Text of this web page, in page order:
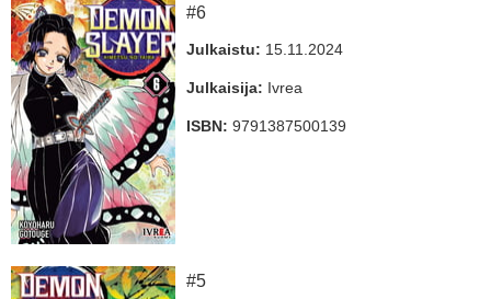
#6
Julkaistu: 15.11.2024
Julkaisija: Ivrea
ISBN: 9791387500139
#5